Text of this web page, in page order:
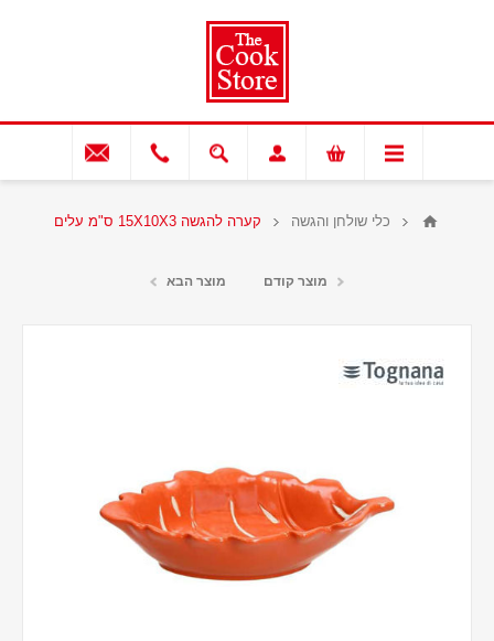
כלי שולחן והגשה קערה להגשה 15X10X3 ס"מ עלים
מוצר קודם מוצר הבא